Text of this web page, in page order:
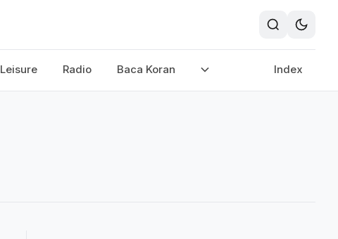
Leisure Radio Baca Koran Index